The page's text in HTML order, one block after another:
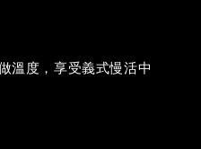
溫度，享受義式慢活中